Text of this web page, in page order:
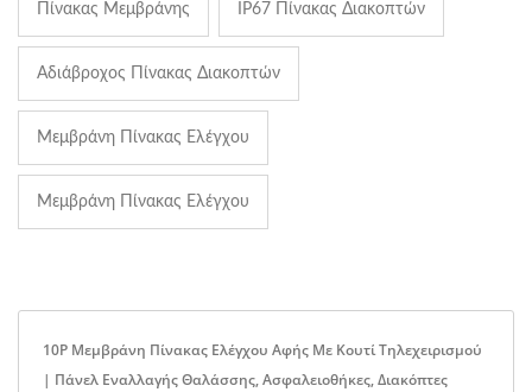
Πίνακας Μεμβράνης IP67 Πίνακας Διακοπτών
Αδιάβροχος Πίνακας Διακοπτών
Μεμβράνη Πίνακας Ελέγχου
Μεμβράνη Πίνακας Ελέγχου
10P Μεμβράνη Πίνακας Ελέγχου Αφής Με Κουτί Τηλεχειρισμού
| Πάνελ Εναλλαγής Θαλάσσης, Ασφαλειοθήκες, Διακόπτες